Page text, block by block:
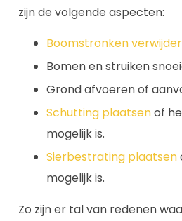
zijn de volgende aspecten:
Boomstronken
Bomen en struiken
Grond afvoeren of
Schutting plaatsenof
mogelijk is.
Sierbestrating plaatsen
mogelijk is.
Zo zijn er tal van redenen